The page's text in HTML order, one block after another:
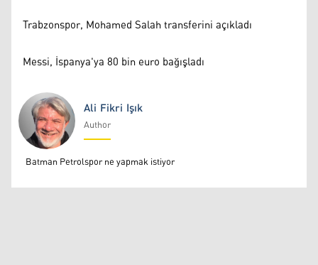
Trabzonspor, Mohamed Salah transferini açıkladı
Messi, İspanya'ya 80 bin euro bağışladı
Ali Fikri Işık
Ali Fikri Işık
Author
Batman Petrolspor ne yapmak istiyor